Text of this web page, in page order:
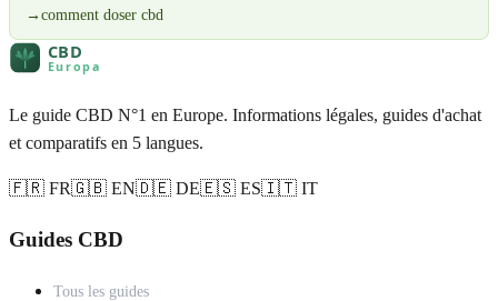
→ comment doser cbd
Le guide CBD N°1 en Europe. Informations légales, guides d'achat
et comparatifs en 5 langues.
🇫🇷 FR🇬🇧 EN🇩🇪 DE🇪🇸 ES🇮🇹 IT
Guides CBD
Tous les guides